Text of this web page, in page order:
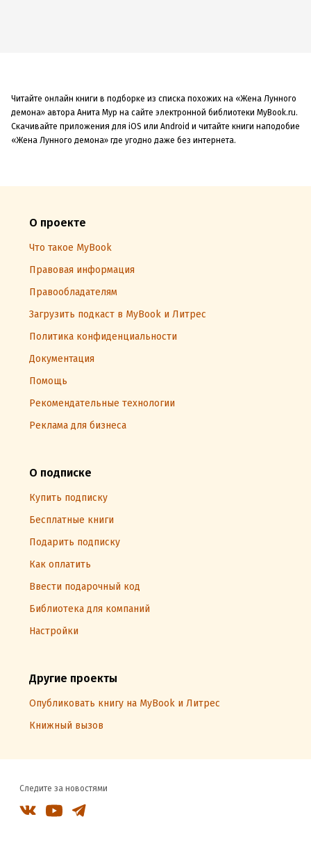
Читайте онлайн книги в подборке из списка похожих на «Жена Лунного
демона» автора Анита Мур на сайте электронной библиотеки MyBook.ru.
Скачивайте приложения для iOS или Android и читайте книги наподобие
«Жена Лунного демона» где угодно даже без интернета.
О проекте
Что такое MyBook
Правовая информация
Правообладателям
Загрузить подкаст в MyBook и Литрес
Политика конфиденциальности
Документация
Помощь
Рекомендательные технологии
Реклама для бизнеса
О подписке
Купить подписку
Бесплатные книги
Подарить подписку
Как оплатить
Ввести подарочный код
Библиотека для компаний
Настройки
Другие проекты
Опубликовать книгу на MyBook и Литрес
Книжный вызов
Следите за новостями